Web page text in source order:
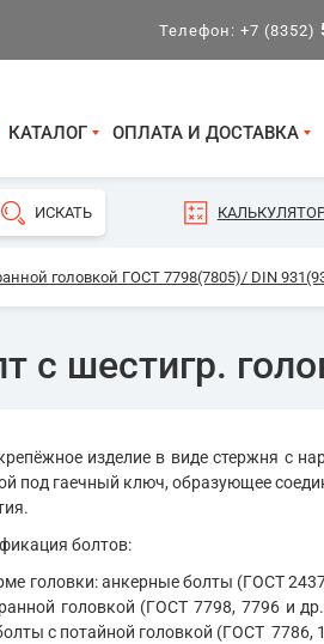
Телефон: +7 (8352)
КАТАЛОГ ОПЛАТА И ДОСТАВКА
головкой ГОСТ 7798(7805)/ DIN
с шестигр.
изделие в виде стержня с
под гаечный ключ, образующее
болтов:
головки: анкерные болты (ГОСТ
головкой (ГОСТ 7798, 7796 и
с потайной головкой (ГОСТ 7786,